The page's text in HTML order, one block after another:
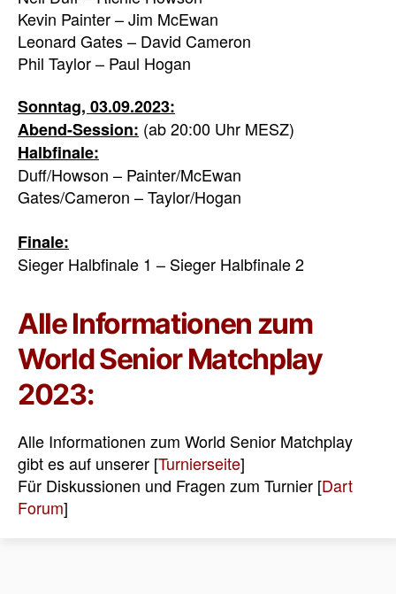
Kevin Painter – Jim McEwan
Leonard Gates – David Cameron
Phil Taylor – Paul Hogan
Sonntag, 03.09.2023:
Abend-Session: (ab 20:00 Uhr MESZ)
Halbfinale:
Duff/Howson – Painter/McEwan
Gates/Cameron – Taylor/Hogan
Finale:
Sieger Halbfinale 1 – Sieger Halbfinale 2
Alle Informationen zum
World Senior Matchplay
2023:
Alle Informationen zum World Senior Matchplay
gibt es auf unserer [Turnierseite]
Für Diskussionen und Fragen zum Turnier [Dart
Forum]